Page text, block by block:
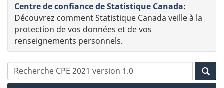
Centre de confiance de Statistique Canada:
Découvrez comment Statistique Canada veille à la
protection de vos données et de vos
renseignements personnels.